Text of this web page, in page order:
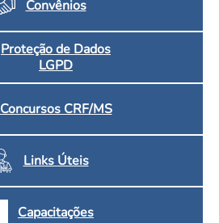
Convênios
Proteção de Dados
LGPD
Concursos CRF/MS
Links Úteis
Capacitações